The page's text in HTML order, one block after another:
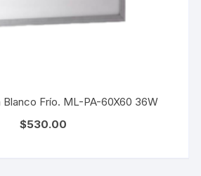
Blanco Frío. ML-PA-60X60 36W
$530.00